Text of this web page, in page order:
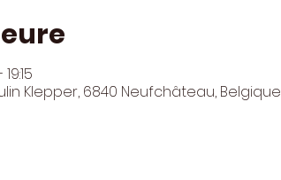
Klepper, 6840 Neufchâteau, Belgique